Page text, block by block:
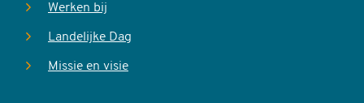
Werken bij
Landelijke Dag
Missie en visie